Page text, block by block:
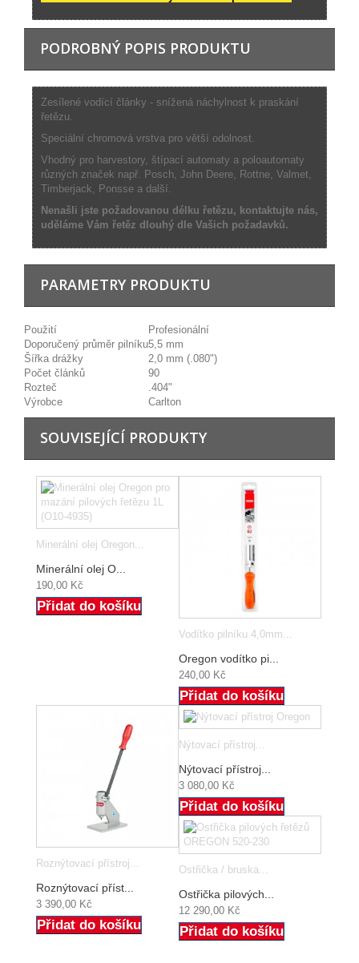
PODROBNÝ POPIS PRODUKTU
Zesílené vodící články - snížená náchylnost k praskání
řetězu.
Speciální chromová vrstva pro větší odolnost.
Vhodný pro harvestory, štípací automaty a poloautomaty
různých značek např. Posch, John Deere, Rottne, Valmet,
Timberjack, Ponsse a další.
Nenašli jste požadovanou délku řetězu, kontaktujte nás,
uděláme Vám řetěz dlouhý dle Vašich požadavků.
PARAMETRY PRODUKTU
Použití
Profesionální
Doporučený průměr pilníku5,5 mm
Šířka drážky
2,0 mm (.080")
Počet článků
90
Rozteč
.404"
Výrobce
Carlton
SOUVISEJÍCÍ PRODUKTY
Minerální olej Oregon...
Minerální olej O...
190,00 Kč
Přidat do košíku
Vodítko pilníku 4,0mm...
Oregon vodítko pi...
240,00 Kč
Přidat do košíku
Roznýtovací přístroj...
Roznýtovací příst...
3 390,00 Kč
Přidat do košíku
Nýtovací přístroj...
Nýtovací přístroj...
3 080,00 Kč
Přidat do košíku
Ostřička / bruska...
Ostřička pilových...
12 290,00 Kč
Přidat do košíku